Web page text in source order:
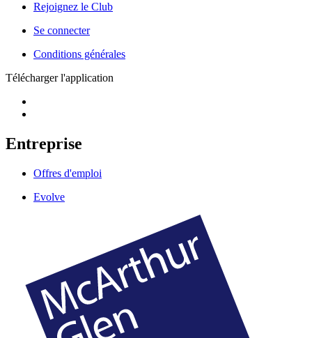
Rejoignez le Club
Se connecter
Conditions générales
Télécharger l'application
Entreprise
Offres d'emploi
Evolve